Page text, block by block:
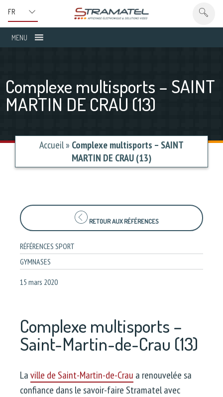
MENU
Complexe multisports – SAINT
MARTIN DE CRAU (13)
Accueil» Complexe multisports – SAINT
MARTIN DE CRAU (13)
RETOUR AUX RÉFÉRENCES
RÉFÉRENCES SPORT
GYMNASES
15 mars 2020
Complexe multisports –
Saint-Martin-de-Crau (13)
Laville de Saint-Martin-de-Crau a renouvelée sa
confiance dans le savoir-faire Stramatel avec